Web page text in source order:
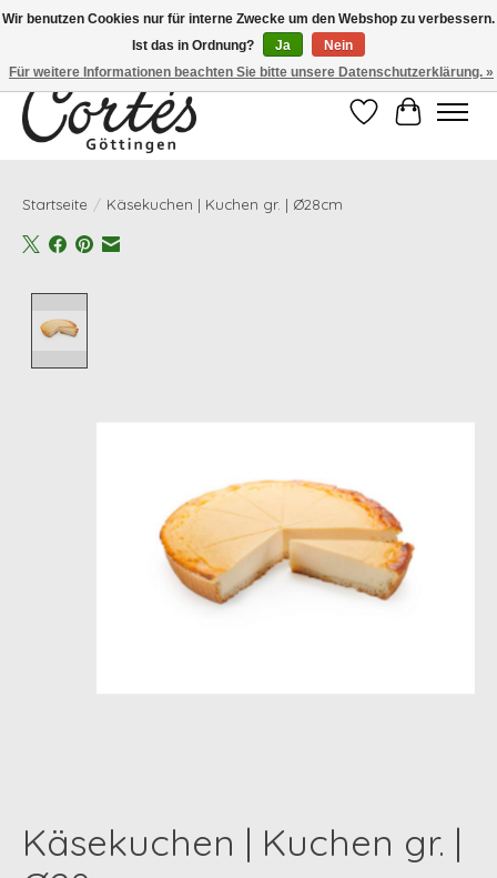
Eines der besten Cafés Deutschlands!
Wunschzettel
Ihr
Startseite / Käsekuchen | Kuchen gr. | Ø28cm
Käsekuchen | Kuchen gr. |
Wir benutzen Cookies nur für interne Zwecke um den Webshop zu verbessern.
Ist das in Ordnung?
Ja
Nein
Für weitere Informationen beachten Sie bitte unsere Datenschutzerklärung. »